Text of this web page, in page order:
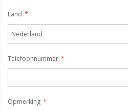
Land
Telefoonnummer
Opmerking